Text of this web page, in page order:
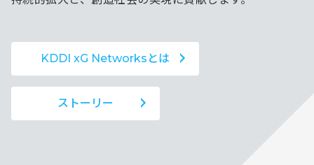
KDDI xG Networksとは
ストーリー